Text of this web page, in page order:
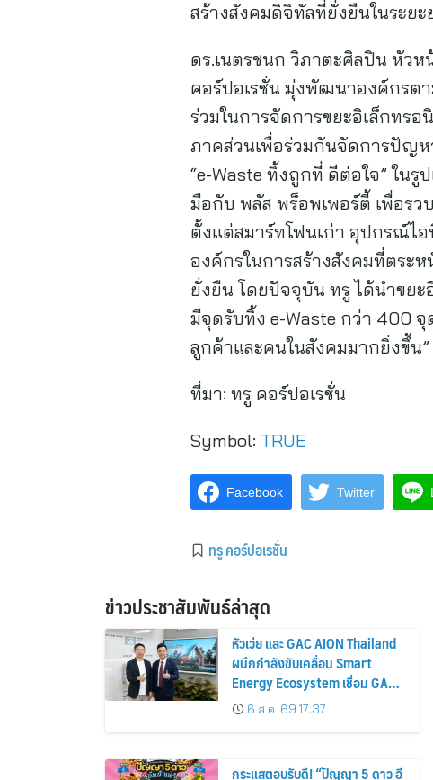
สร้างสังคมดิจิทัลที่ยั่งยืนในระยะ
ดร.เนตรชนก วิภาตะศิลปิน หัวห
คอร์ปอเรชั่น มุ่งพัฒนาองค์กรต
ร่วมในการจัดการขยะอิเล็กทร
ภาคส่วนเพื่อร่วมกันจัดการปัญห
“e-Waste ทิ้งถูกที่ ดีต่อใจ” ใน
มือกับ พลัส พร็อพเพอร์ตี้ เพื่อรว
ตั้งแต่สมาร์ทโฟนเก่า อุปกรณ์ไ
องค์กรในการสร้างสังคมที่ตระ
ยั่งยืน โดยปัจจุบัน ทรู ได้นำขยะ
มีจุดรับทิ้ง e-Waste กว่า 400
ลูกค้าและคนในสังคมมากยิ่งขึ้น”
ที่มา: ทรู คอร์ปอเรชั่น
Symbol: TRUE
Facebook Twitter
ทรู คอร์ปอเรชั่น
ข่าวประชาสัมพันธ์ล่าสุด
หัวเว่ย และ GAC AION Thailand
ผนึกกำลังขับเคลื่อน Smart
Energy Ecosystem เชื่อม GAC
GN8 PHEV รถยนต์ MPV ระดับ
พรีเมียม เข้ากับพลังงานแสง
6 ส.ค. 69 17:37
กระแสตอบรับดี! “ปัญญา 5 ดาว อี